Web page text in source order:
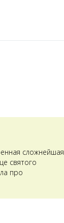
сложнейшая
святого
про